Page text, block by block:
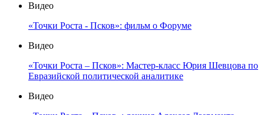
Видео
«Точки Роста - Псков»: фильм о Форуме
Видео
«Точки Роста – Псков»: Мастер-класс Юрия Шевцова по
Евразийской политической аналитике
Видео